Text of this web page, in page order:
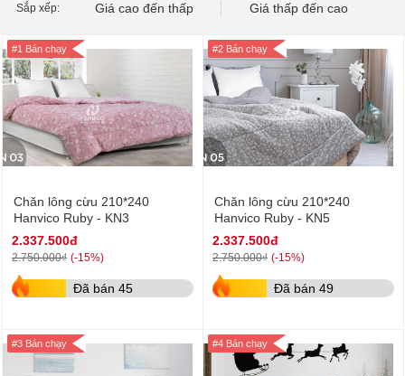
Sắp xếp: Giá cao đến thấp Giá thấp đến cao
#1 Bán chạy
Chăn lông cừu 210*240
Hanvico Ruby - KN3
2.337.500đ
2.750.000₫ (-15%)
Đã bán 45
#2 Bán chạy
Chăn lông cừu 210*240
Hanvico Ruby - KN5
2.337.500đ
2.750.000₫ (-15%)
Đã bán 49
#3 Bán chạy #4 Bán chạy